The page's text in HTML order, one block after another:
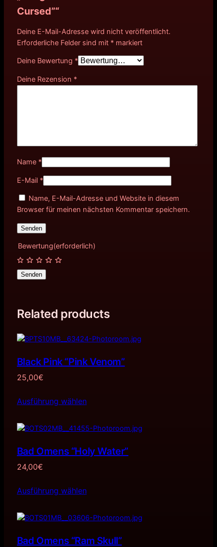
Cursed”“
Deine E-Mail-Adresse wird nicht veröffentlicht.
Erforderliche Felder sind mit *markiert
Deine Bewertung *
Deine Rezension *
Name *
E-Mail *
Name, E-Mail-Adresse und Website in diesem
Browser für meinen nächsten Kommentar speichern.
Bewertung(erforderlich)
Senden
Related products
Black Pink “Pink Venom”
25,00€
Ausführung wählen
Bad Omens “Holy Water”
24,00€
Ausführung wählen
Bad Omens “Ram Skull”